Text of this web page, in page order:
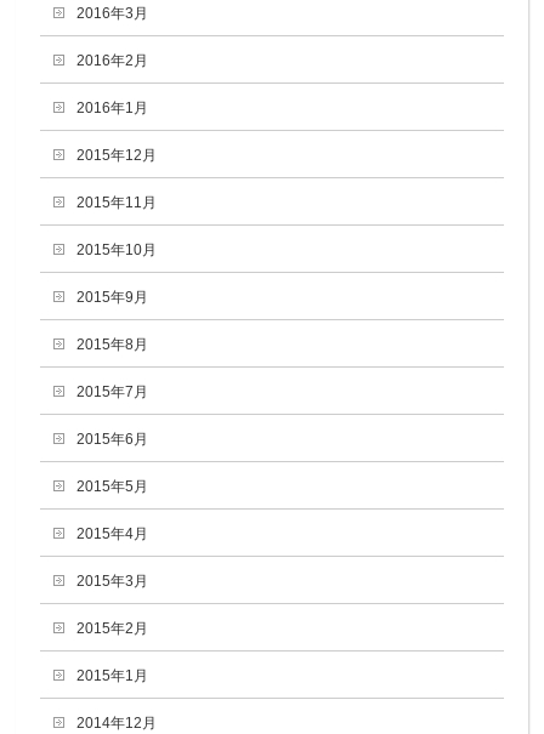
2016年3月
2016年2月
2016年1月
2015年12月
2015年11月
2015年10月
2015年9月
2015年8月
2015年7月
2015年6月
2015年5月
2015年4月
2015年3月
2015年2月
2015年1月
2014年12月